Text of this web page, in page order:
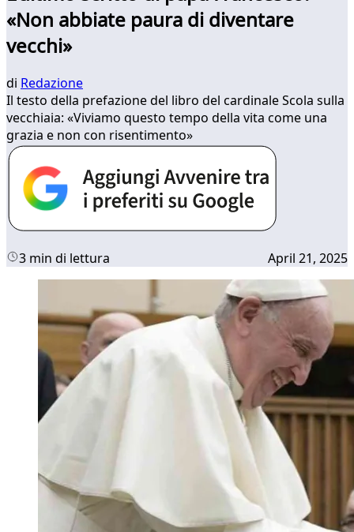
«Non abbiate paura di diventare
vecchi»
di Redazione
Il testo della prefazione del libro del cardinale Scola sulla
vecchiaia: «Viviamo questo tempo della vita come una
grazia e non con risentimento»
3 min di lettura April 21, 2025